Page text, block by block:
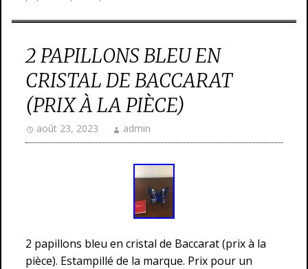
2 PAPILLONS BLEU EN
CRISTAL DE BACCARAT
(PRIX À LA PIÈCE)
août 23, 2023 admin
2 papillons bleu en cristal de Baccarat (prix à la
pièce). Estampillé de la marque. Prix pour un